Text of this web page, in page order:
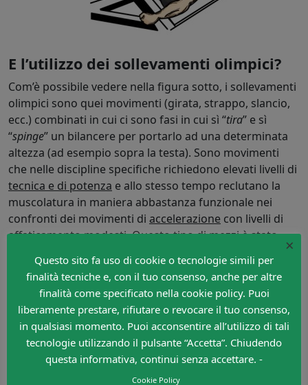
E l’utilizzo dei sollevamenti olimpici?
Com’è possibile vedere nella figura sotto, i sollevamenti
olimpici sono quei movimenti (girata, strappo, slancio,
ecc.) combinati in cui ci sono fasi in cui sì “tira” e sì
“spinge” un bilancere per portarlo ad una determinata
altezza (ad esempio sopra la testa). Sono movimenti
che nelle discipline specifiche richiedono elevati livelli di
tecnica e di potenza e allo stesso tempo reclutano la
muscolatura in maniera abbastanza funzionale nei
confronti dei movimenti di accelerazione con livelli di
affaticamento modesti. Questo tipo di mezzi è stato
sussistono delle problematiche che ne sconsigliano
l’applicazione:
La prima è che questi carichi sottopongono il
rachidea sollecitazioni tali da predisporre ad
infortuni questa parte del corpo; si presume che
taleprobabilità possa essere maggiore in soggetti poco
avvezzi a questi movimenti come i calciatori
×
Questo sito fa uso di cookie o tecnologie simili per
finalità tecniche e, con il tuo consenso, anche per altre
finalità come specificato nella cookie policy. Puoi
liberamente prestare, rifiutare o revocare il tuo consenso,
in qualsiasi momento. Puoi acconsentire all’utilizzo di tali
tecnologie utilizzando il pulsante “Accetta”. Chiudendo
questa informativa, continui senza accettare. -
Cookie Policy